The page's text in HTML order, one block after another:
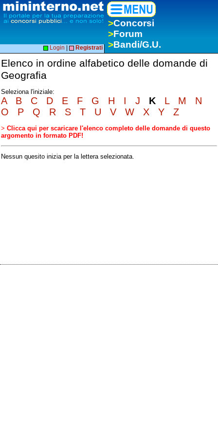
>Concorsi
>Forum
>Bandi/G.U.
Login Registrati
Elenco in ordine alfabetico delle domande di
Geografia
Seleziona l'iniziale:
A B C D E F G H I J K L M
N
O
P Q R S T U V W X Y Z
> Clicca qui per scaricare l'elenco completo delle domande di questo
argomento in formato PDF!
Nessun quesito inizia per la lettera selezionata.